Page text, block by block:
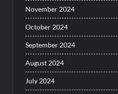
November 2024
October 2024
September 2024
August 2024
July 2024